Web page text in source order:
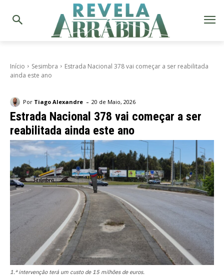
Início Sesimbra
Estrada Nacional 378 vai começar a ser reabilitada
ainda este ano
Por Tiago Alexandre - 20 de Maio, 2026
Estrada Nacional 378 vai começar a ser
reabilitada ainda este ano
1.ª intervenção terá um custo de 15 milhões de euros.